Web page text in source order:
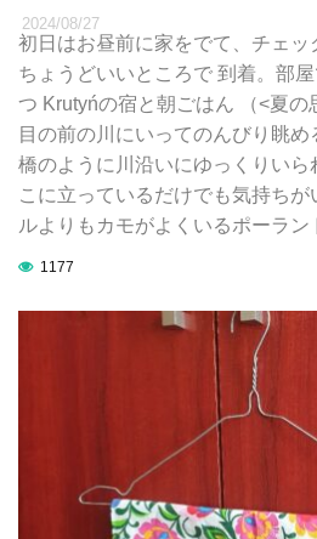
2024/08/27
初日はお昼前に家をでて、チェ
ちょうどいいところで 到着。部
つ Krutyńの宿と朝ごはん （<夏
目の前の川にいってのんびり眺
橋のように川沿いにゆっくりいら
こに立っているだけでも気持ちが
ルよりもカモがよくいるポーラ
1177